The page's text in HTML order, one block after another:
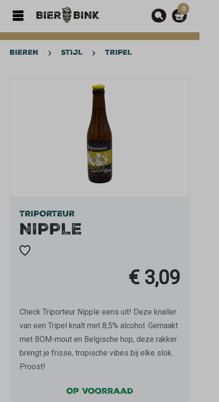
0
BIEREN STIJL TRIPEL
Afbeeldingengalerij overslaan
TRIPORTEUR
NIPPLE
€ 3,09
Check Triporteur Nipple eens uit! Deze knaller
van een Tripel knalt met 8,5% alcohol. Gemaakt
met BOM-mout en Belgische hop, deze rakker
brengt je frisse, tropische vibes bij elke slok.
Proost!
Op voorraad